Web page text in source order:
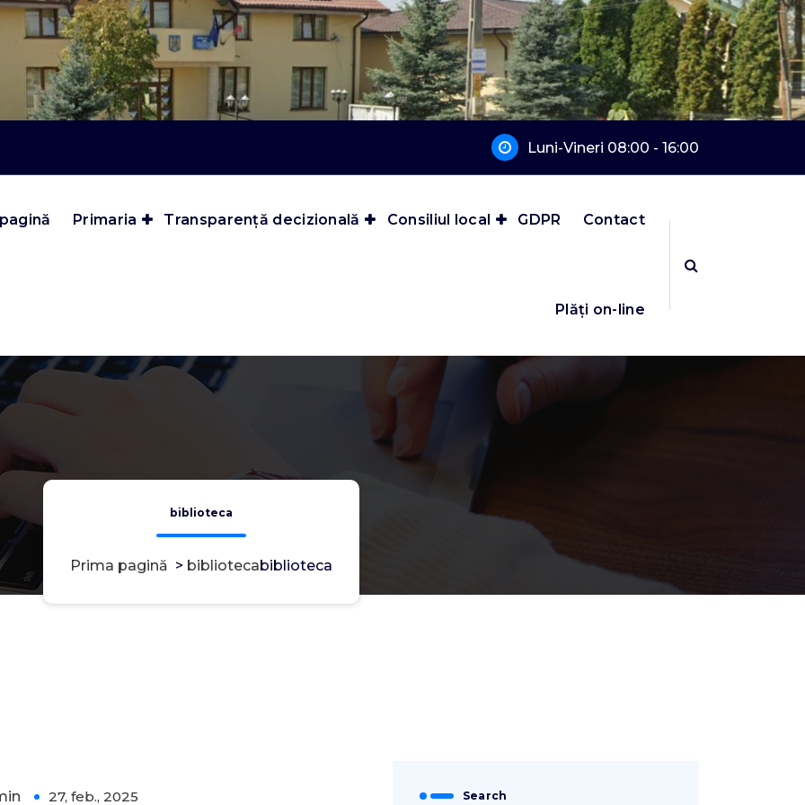
Luni-Vineri 08:00 - 16:00
Primaria Transparență decizională Consiliul local GDPR Contact
Plăți on-line
biblioteca
Prima pagină > biblioteca biblioteca
27, feb., 2025 Search